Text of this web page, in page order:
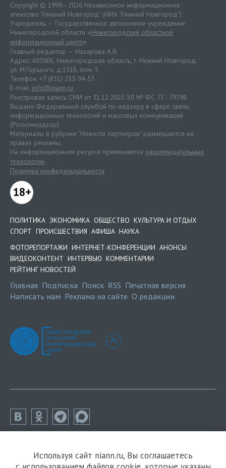
Copyright © 1999—2026 Независимое информационное
агентство "Нижний Новгород" (НИА "Нижний Новгород")
Учредитель — Государственное автономное учреждение
Нижегородской области «Нижегородский областной
информационный центр»
Главный редактор — Назарова А.В.
Адрес: 603006, Нижегородская область, г. Нижний Новгород.
ул. М.Горького, д.151Б, пом. 5
Телефон: +7 (831) 233-94-53
E-mail: info@niann.ru
Реестровая запись СМИ от 31.12.2020 ЭЛ № ФС 77 - 79798.
Выдано Федеральной службой по надзору в сфере связи,
информационных технологий и массовых коммуникаций
(Роскомнадзор).
Материалы в рубрике "Новости партнеров" размещаются на
правах рекламы.
На информационном ресурсе применяются рекомендательные
технологии.
Политика конфиденциальности
18+
ПОЛИТИКА ЭКОНОМИКА ОБЩЕСТВО КУЛЬТУРА И ОТДЫХ
СПОРТ ПРОИСШЕСТВИЯ АФИША НАУКА
ФОТОРЕПОРТАЖИ ИНТЕРНЕТ-КОНФЕРЕНЦИИ АНОНСЫ
ВИДЕОКОНТЕНТ ИНТЕРВЬЮ КОММЕНТАРИИ
РЕЙТИНГ НОВОСТЕЙ
Главная Подписка Поиск RSS Печатная версия
Написать нам Реклама на сайте О редакции
Используя сайт niann.ru, Вы соглашаетесь